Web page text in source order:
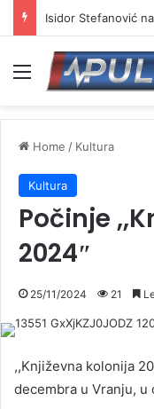
Menu
Home / Kultura
Kultura
Počinje
2024″
25/11/2024 21
,,Književna kolonija
decembra u Vranju,